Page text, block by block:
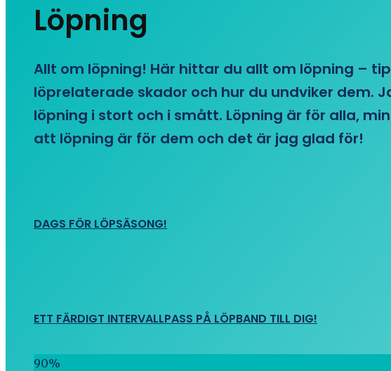
Löpning
Allt om löpning! Här hittar du allt om löpning –
löprelaterade skador och hur du undviker dem.
löpning i stort och i smått. Löpning är för alla,
att löpning är för dem och det är jag glad för!
DAGS FÖR LÖPSÄSONG!
ETT FÄRDIGT INTERVALLPASS PÅ LÖPBAND TILL DIG!
90%